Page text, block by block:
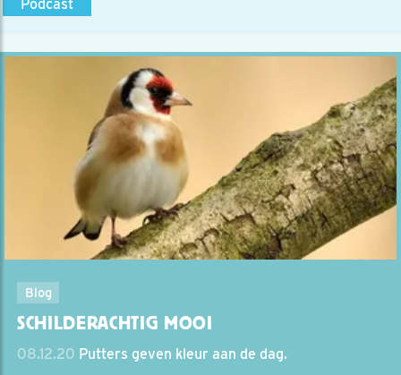
Podcast
Blog
SCHILDERACHTIG MOOI
08.12.20 Putters geven kleur aan de dag.